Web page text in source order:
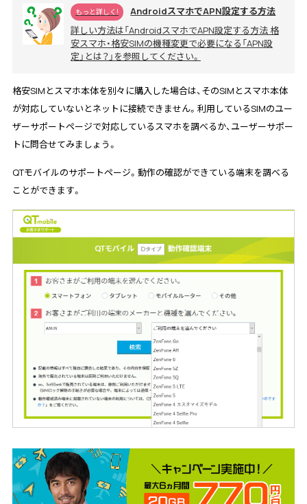
もっと詳しく!
AndroidスマホでAPN設定する方法
詳しい方法は「AndroidスマホでAPN設定する方法 格
安スマホ・格安SIMの機種変更で必要になる「APN設
定」とは？」を参照してください。
格安SIMとスマホ本体を別々に購入した場合は、そのSIMとスマホ本体
が対応していないとネットに接続できません。利用しているSIMのユー
ザーサポートページで対応しているスマホを調べるか、ユーザーサポー
トに問合せてみましょう。
QTモバイルのサポートページ。動作の確認ができている端末を調べる
ことができます。